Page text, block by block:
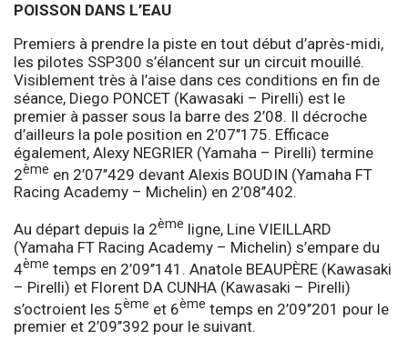
POISSON DANS L’EAU
Premiers à prendre la piste en tout début d’après-midi,
les pilotes SSP300 s’élancent sur un circuit mouillé.
Visiblement très à l’aise dans ces conditions en fin de
séance, Diego PONCET (Kawasaki – Pirelli) est le
premier à passer sous la barre des 2’08. Il décroche
d’ailleurs la pole position en 2’07’’175. Efficace
également, Alexy NEGRIER (Yamaha – Pirelli) termine
2ème en 2’07’’429 devant Alexis BOUDIN (Yamaha FT
Racing Academy – Michelin) en 2’08’’402.
Au départ depuis la 2ème ligne, Line VIEILLARD
(Yamaha FT Racing Academy – Michelin) s’empare du
4ème temps en 2’09’’141. Anatole BEAUPÈRE (Kawasaki
– Pirelli) et Florent DA CUNHA (Kawasaki – Pirelli)
s’octroient les 5ème et 6ème temps en 2’09’’201 pour le
premier et 2’09’’392 pour le suivant.